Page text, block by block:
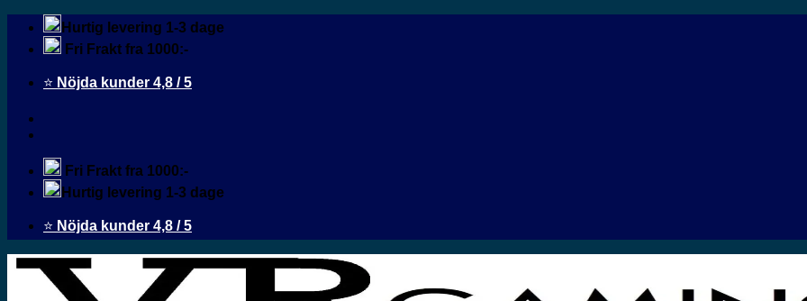
Fortsæt
indhold
Hurtig levering 1-3 dage
Fri Frakt fra 1000:-
⭐ Nöjda kunder 4,8 / 5
Fri Frakt fra 1000:-
Hurtig levering 1-3 dage
⭐ Nöjda kunder 4,8 / 5